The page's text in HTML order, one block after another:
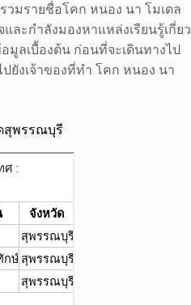
วมรายชื่อโคก หนอง นา โมเดล
ละกำลังมองหาแหล่งเรียนรู้เกี่ยว
มูลเบื้องต้น ก่อนที่จะเดินทางไป
ยังเจ้าของที่ทำ โคก หนอง นา
สุพรรณบุรี